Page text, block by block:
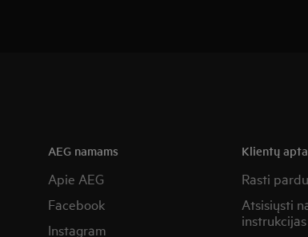
AEG namams
Apie AEG
Facebook
Instagram
Klientų
Rasti
Atsisiųsti
instrukcijas